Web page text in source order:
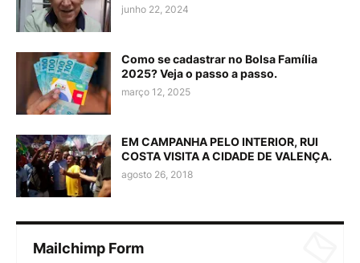
junho 22, 2024
Como se cadastrar no Bolsa Família
2025? Veja o passo a passo.
março 12, 2025
EM CAMPANHA PELO INTERIOR, RUI
COSTA VISITA A CIDADE DE VALENÇA.
agosto 26, 2018
Mailchimp Form